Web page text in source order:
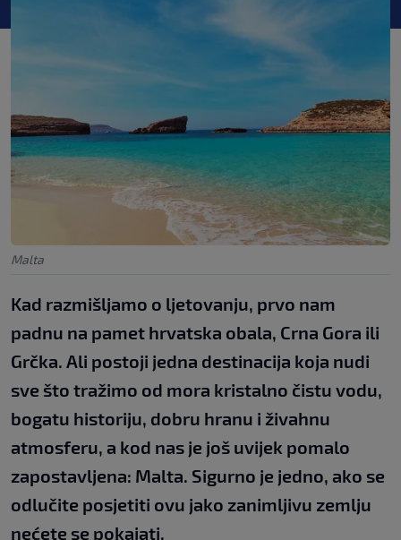
Malta
Kad razmišljamo o ljetovanju, prvo nam
padnu na pamet hrvatska obala, Crna Gora ili
Grčka. Ali postoji jedna destinacija koja nudi
sve što tražimo od mora kristalno čistu vodu,
bogatu historiju, dobru hranu i živahnu
atmosferu, a kod nas je još uvijek pomalo
zapostavljena: Malta. Sigurno je jedno, ako se
odlučite posjetiti ovu jako zanimljivu zemlju
nećete se pokajati.